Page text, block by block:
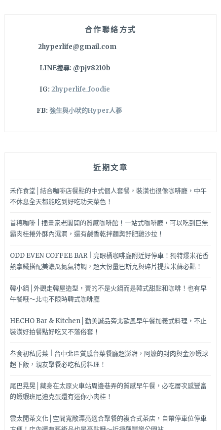
合作聯絡方式
2hyperlife@gmail.com
LINE搜尋: @pjv8210b
IG: 2hyperlife_foodie
FB: 強生與小吠的Hyper人蔘
近期文章
禾作食堂│結合咖啡店餐點的中式個人套餐，裝潢也很像咖啡廳，中午
不休息全天都能吃到好吃功夫菜色！
首稿咖啡 | 插畫家老闆開的質感咖啡館！一站式咖啡廳，可以吃到巨無
霸肉桂捲外酥內濕潤，還有鹹香乾拌麵與舒肥雞沙拉！
ODD EVEN COFFEE BAR | 亮眼橘咖啡廳附近好停車！獨特爆米花香
熱拿鐵搭配美濃瓜氮氣特調，超大份量巴斯克與碎片提拉米蘇必點！
韓小鍋│外觀走韓屋造型，賣的不是火鍋而是韓式甜點和咖啡！也有早
午餐哦～北屯不限時韓式咖啡廳
HECHO Bar & Kitchen│勤美誠品旁北歐風早午餐加義式料理，不止
裝潢好拍餐點好吃又不落俗套！
叁食初私房菜 | 台中北區質感台菜餐廳超澎湃，阿嬤的封肉與金沙蝦球
超下飯，親友聚餐必吃私房料理！
尾巴晃晃│藏身在太原火車站周邊巷弄的質感早午餐，必吃層次感豐富
的蝦蝦班尼迪克蛋還有迷你小肉桂！
雲太閒茶文化│空間寬敞漂亮適合聚餐的複合式茶店，自帶停車位停車